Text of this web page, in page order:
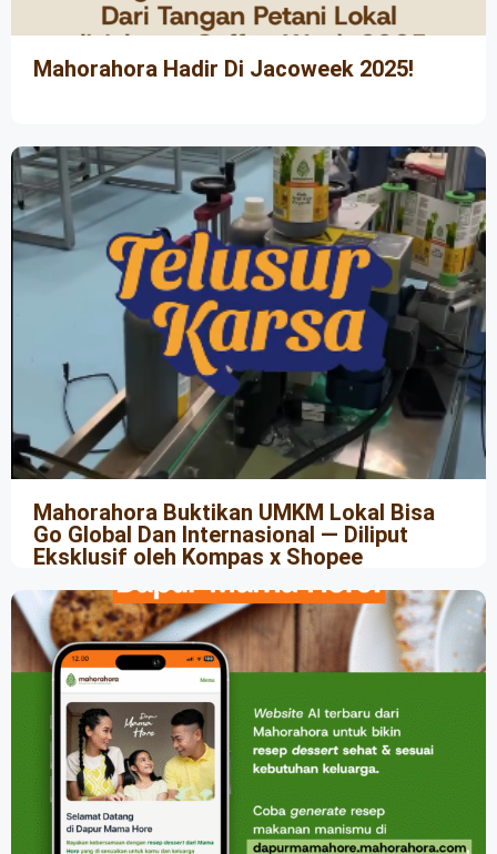
Mahorahora Hadir Di Jacoweek 2025!
Mahorahora Buktikan UMKM Lokal Bisa
Go Global Dan Internasional — Diliput
Eksklusif oleh Kompas x Shopee